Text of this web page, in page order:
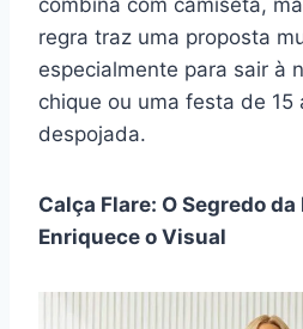
regra traz uma proposta
especialmente para sair à
chique ou uma festa de 15
despojada.
Calça Flare: O Segredo
Enriquece o Visual